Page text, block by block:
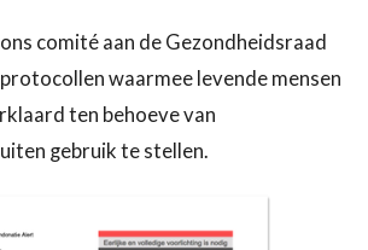
comité aan de Gezondheidsraad
waarmee levende mensen
ten behoeve van
gebruik te stellen.